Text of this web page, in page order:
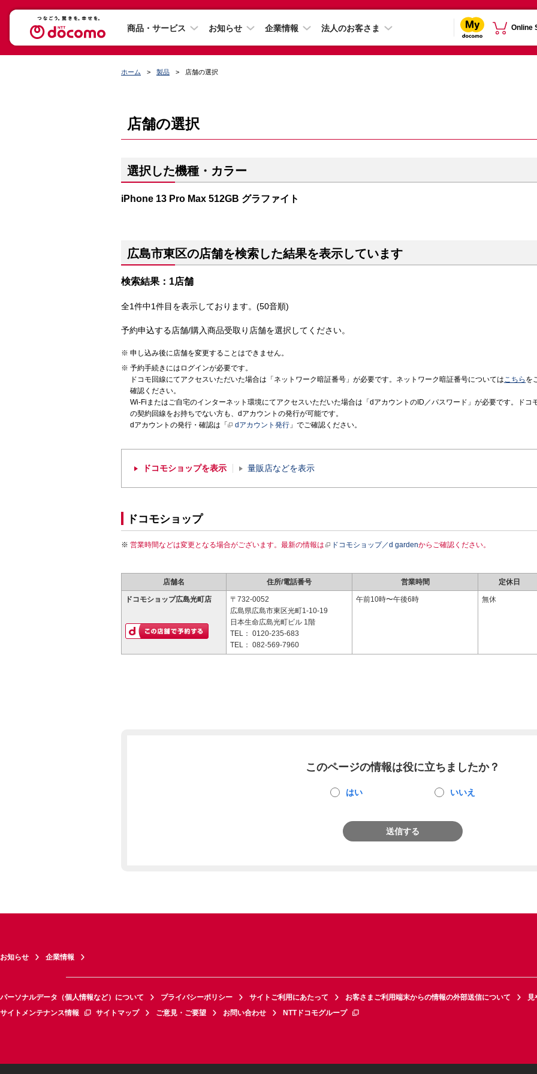
商品・サービス お知らせ 企業情報 法人のお客さま Online
ホーム 製品 店舗の選択
店舗の選択
選択した機種・カラー
iPhone 13 Pro Max 512GB グラファイト
広島市東区の店舗を検索した結果を表示しています
検索結果：1店舗
全1件中1件目を表示しております。(50音順)
予約申込する店舗/購入商品受取り店舗を選択してください。
申し込み後に店舗を変更することはできません。
予約手続きにはログインが必要です。
ドコモ回線にてアクセスいただいた場合は「ネットワーク暗証番号」が必要です。ネットワーク暗証番号についてはこちら を
確認ください。
Wi-Fiまたはご自宅のインターネット環境にてアクセスいただいた場合は「dアカウントのID／パスワード」が必要です。ドコ
の契約回線をお持ちでない方も、dアカウントの発行が可能です。
dアカウントの発行・確認は「
dアカウント発行 」でご確認ください。
ドコモショップを表示 量販店などを表示
ドコモショップ
営業時間などは変更となる場合がございます。最新の情報は ドコモショップ／d gardenからご確認ください。
店舗名 住所/電話番号 営業時間 定休日
ドコモショップ広島光町店
〒732-0052
広島県広島市東区光町1-10-19
日本生命広島光町ビル 1階
TEL： 0120-235-683
TEL： 082-569-7960
午前10時〜午後6時 無休
このページの情報は役に立ちましたか？
はい いいえ
送信する
お知らせ 企業情報
パーソナルデータ（個人情報など）について プライバシーポリシー サイトご利用にあたって お客さまご利用端末からの情報の外部送信について
見
サイトメンテナンス情報
サイトマップ ご意見・ご要望 お問い合わせ NTTドコモグループ